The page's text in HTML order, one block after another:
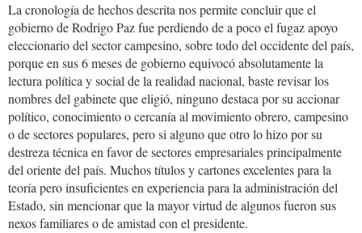
La cronología de hechos descrita nos permite concluir que el
gobierno de Rodrigo Paz fue perdiendo de a poco el fugaz apoyo
eleccionario del sector campesino, sobre todo del occidente del país,
porque en sus 6 meses de gobierno equivocó absolutamente la
lectura política y social de la realidad nacional, baste revisar los
nombres del gabinete que eligió, ninguno destaca por su accionar
político, conocimiento o cercanía al movimiento obrero, campesino
o de sectores populares, pero si alguno que otro lo hizo por su
destreza técnica en favor de sectores empresariales principalmente
del oriente del país. Muchos títulos y cartones excelentes para la
teoría pero insuficientes en experiencia para la administración del
Estado, sin mencionar que la mayor virtud de algunos fueron sus
nexos familiares o de amistad con el presidente.